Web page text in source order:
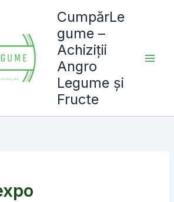
CumpărLe
gume –
Achiziții
Angro
Legume și
Fructe